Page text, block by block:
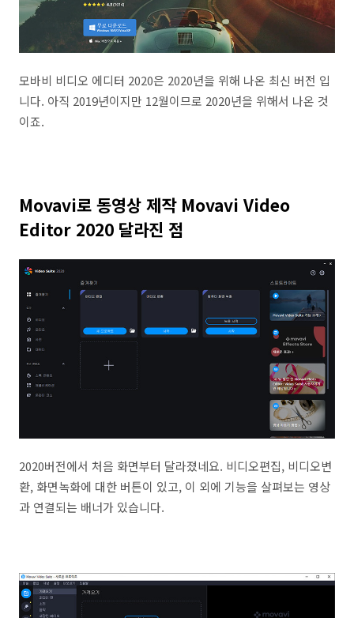
모바비 비디오 에디터 2020은 2020년을 위해 나온 최신 버전 입
니다. 아직 2019년이지만 12월이므로 2020년을 위해서 나온 것
이죠.
Movavi로 동영상 제작 Movavi Video
Editor 2020 달라진 점
2020버전에서 처음 화면부터 달라졌네요. 비디오편집, 비디오변
환, 화면녹화에 대한 버튼이 있고, 이 외에 기능을 살펴보는 영상
과 연결되는 배너가 있습니다.